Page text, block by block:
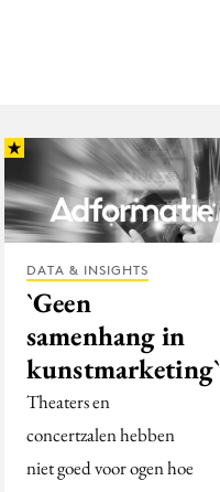
DATA & INSIGHTS
`Geen
samenhang in
kunstmarketing`
Theaters en
concertzalen hebben
niet goed voor ogen hoe